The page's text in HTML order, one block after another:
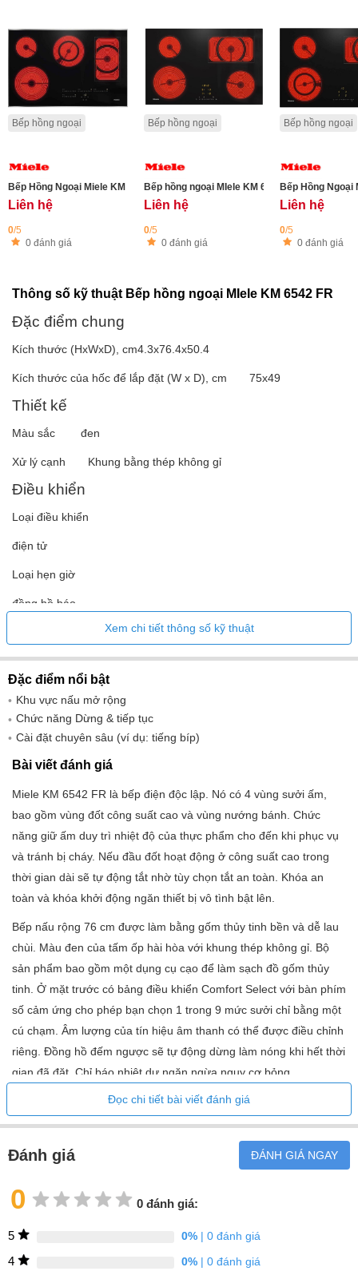
Bếp hồng ngoại
Bếp Hồng Ngoại Miele KM 6564 FR
Liên hệ
0/5
0 đánh giá
Bếp hồng ngoại
Bếp hồng ngoại MIele KM 6542 FL
Liên hệ
0/5
0 đánh giá
Bếp hồng ngoại
Bếp Hồng Ngoại
Liên hệ
0/5
0 đánh giá
Thông số kỹ thuật Bếp hồng ngoại MIele KM 6542 FR
Đặc điểm chung
Kích thước (HxWxD), cm4.3x76.4x50.4
Kích thước của hốc để lắp đặt (W x D), cm 75x49
Thiết kế
Màu sắc đen
Xử lý cạnh Khung bằng thép không gỉ
Điều khiển
Loại điều khiển
điện tử
Loại hẹn giờ
đồng hồ báo
Chức năng tạm dừng Dừng và Đi
Các chỉ số Chỉ báo nhiệt dư
Đầu đốt
Bảng điều khiển bếp gốm thủy tinh
Tổng số đầu đốt 4
Đầu đốt điện4
Đầu đốt có vùng sưởi hình bầu dục1
Chức năng
Chức năng giữ ấm
Khôi phục chức năng cài đặt
Tính năng chức năng
Chức năng Con@ctivity
Cài đặt riêng lẻ (ví dụ: tín hiệu âm thanh)
Chức năng WiFiConn@ct
Chức năng Miele@home
Công suất vùng nấu
Phía trước bên trái (kW)1,2 / 2,9
Phía sau bên phải (kW)1,5/2,6
Đường kính vùng nấu
Phía sau bên trái (mm)145
Phía trước bên trái (mm)120/210
Xem chi tiết thông số kỹ thuật
Đặc điểm nổi bật
Khu vực nấu mở rộng
Chức năng Dừng & tiếp tục
Cài đặt chuyên sâu (ví dụ: tiếng bíp)
Bài viết đánh giá
Miele KM 6542 FR là bếp điện độc lập. Nó có 4 vùng sưởi ấm,
bao gồm vùng đốt công suất cao và vùng nướng bánh. Chức
năng giữ ấm duy trì nhiệt độ của thực phẩm cho đến khi phục vụ
và tránh bị cháy. Nếu đầu đốt hoạt động ở công suất cao trong
thời gian dài sẽ tự động tắt nhờ tùy chọn tắt an toàn. Khóa an
toàn và khóa khởi động ngăn thiết bị vô tình bật lên.
Bếp nấu rộng 76 cm được làm bằng gốm thủy tinh bền và dễ lau
chùi. Màu đen của tấm ốp hài hòa với khung thép không gỉ. Bộ
sản phẩm bao gồm một dụng cụ cạo để làm sạch đồ gốm thủy
tinh. Ở mặt trước có bảng điều khiển Comfort Select với bàn phím
số cảm ứng cho phép bạn chọn 1 trong 9 mức sưởi chỉ bằng một
cú chạm. Âm lượng của tín hiệu âm thanh có thể được điều chỉnh
riêng. Đồng hồ đếm ngược sẽ tự động dừng làm nóng khi hết thời
gian đã đặt. Chỉ báo nhiệt dư ngăn ngừa nguy cơ bỏng.
Chức năng Con@ctivity 2.0 trao đổi dữ liệu giữa máy hút mùi và
bếp nấu. Các thiết bị thiết lập liên lạc không dây với nhau, do đó
quá trình lọc không khí bắt đầu tự động sau khi bật vùng sưởi ấm.
Điểm đặc biệt của công nghệ này là bạn không cần điều chỉnh tốc
suất của vùng nấu.
Với ứng dụng di động Miele@home, bạn luôn có thể tự tin vào
hoạt động chất lượng cao và đáng tin cậy của bếp nấu ăn của
Đọc chi tiết bài viết đánh giá
Đánh giá ĐÁNH GIÁ NGAY
0 0 đánh giá:
5 0%| 0 đánh giá
4 0%| 0 đánh giá